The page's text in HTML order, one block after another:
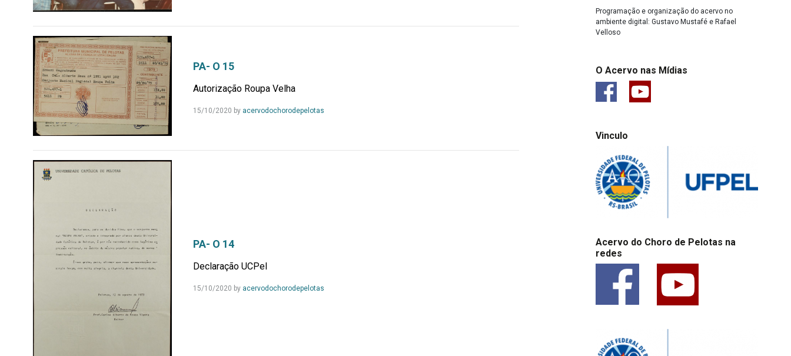
PA- O 15
Autorização Roupa Velha
15/10/2020 by acervodochorodepelotasLeia
PA- O 14
Declaração UCPel
15/10/2020 by acervodochorodepelotasLeia
Programação e organização do acervo no
ambiente digital: Gustavo Mustafé e Rafael
Velloso
O Acervo nas Mídias
Vinculo
Acervo do Choro de Pelotas na
redes